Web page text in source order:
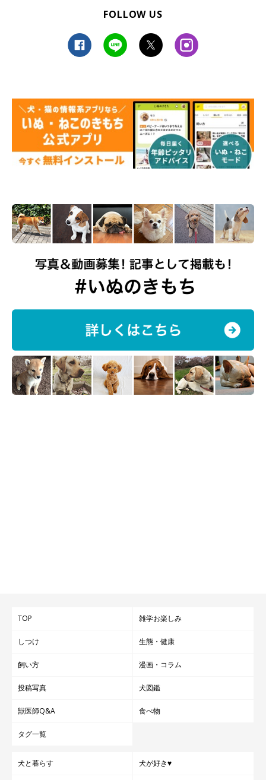
FOLLOW US
TOP 雑学お楽しみ
しつけ 生態・健康
飼い方 漫画・コラム
投稿写真 犬図鑑
獣医師Q&A 食べ物
タグ一覧
犬と暮らす 犬が好き♥